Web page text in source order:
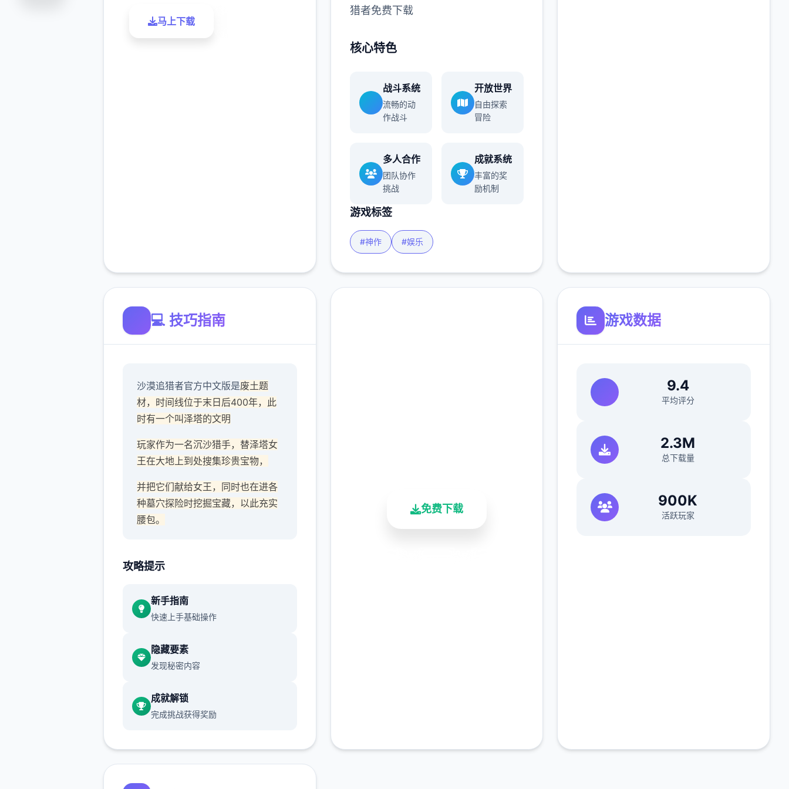
马上下载
猎者免费下载
核心特色
战斗系统
流畅的动
作战斗
开放世界
自由探索
冒险
多人合作
团队协作
挑战
成就系统
丰富的奖
励机制
游戏标签
#神作 #娱乐
💻 技巧指南
沙漠追猎者官方中文版是废土题
材，时间线位于末日后400年，此
时有一个叫泽塔的文明
玩家作为一名沉沙猎手，替泽塔女
王在大地上到处搜集珍贵宝物，
并把它们献给女王，同时也在进各
种墓穴探险时挖掘宝藏，以此充实
腰包。
里的世界观之类的都非常优秀，
死了，就会有完全不同的剧情。
行线，文本足足有一百六十万
游戏设定借鉴了辐射、潜行者、疯
沙漠追猎者攻略：
每个阵营都有各自的目的，游戏也
攻略提示
新手指南
快速上手基础操作
隐藏要素
发现秘密内容
成就解锁
完成挑战获得奖励
免费下载
游戏数据
9.4
平均评分
2.3M
总下载量
900K
活跃玩家